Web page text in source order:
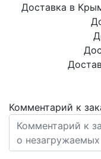
Доставка в
Комментарий к